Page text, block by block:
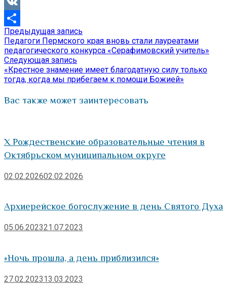
VK
Отправить
Навигация
по
записям
Предыдущая запись
запись:
Педагоги Пермского края вновь стали лауреатами
педагогического конкурса «Серафимовский учитель»
Следующая запись
запись:
«Крестное знамение имеет благодатную силу только
тогда, когда мы прибегаем к помощи Божией»
Вас также может заинтересовать
X Рождественские образовательные чтения в
Октябрьском муниципальном округе
02.02.202602.02.2026
Архиерейское богослужение в день Святого Духа
05.06.202321.07.2023
«Ночь прошла, а день приблизился»
27.02.202313.03.2023